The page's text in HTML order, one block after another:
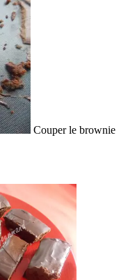
Couper le brownie